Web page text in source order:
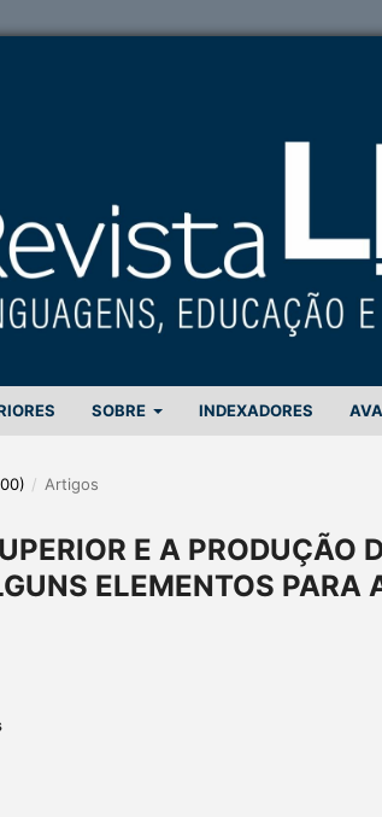
SOBRE INDEXADORES
/ Artigos
E A PRODUÇÃO
ELEMENTOS PARA